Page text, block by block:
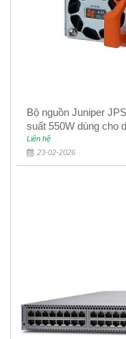
Bộ nguồn Juniper
suất 550W dùng cho
EX4400
Liên hệ
23-02-2026